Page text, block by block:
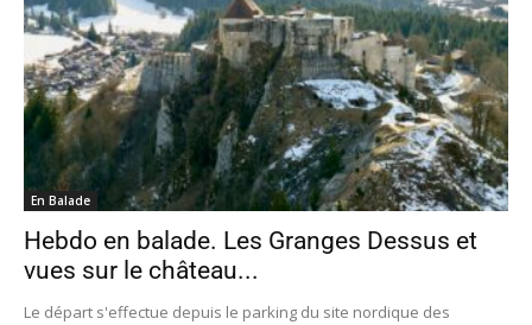
En Balade
Hebdo en balade. Les Granges Dessus et
vues sur le château...
Le départ s'effectue depuis le parking du site nordique des